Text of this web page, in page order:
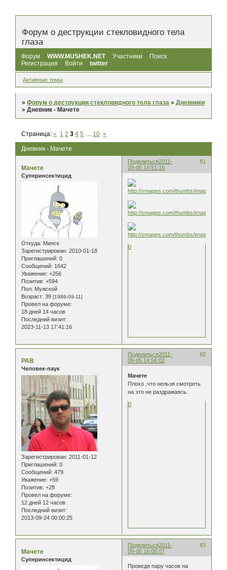
Форум о деструкции стекловидного тела
глаза
Форум WWW.MUSHEK.NET Участники
Поиск
Регистрация
Войти twitter
Активные темы
»Форум о деструкции стекловидного тела глаза »Дневники
»Дневник - Мачете
Дневник - Мачете
Страница:« 1 2 3 4 5 … 10 »
Поделиться 81
2011-
09-05 14:51:16
Мачете
Суперинсектицид
Откуда: Минск
Зарегистрирован: 2010-01-18
Приглашений: 0
Сообщений: 1642
Уважение: +256
Позитив: +594
Пол: Мужской
Возраст: 39 [1986-09-11]
Провел на форуме:
18 дней 14 часов
Последний визит:
2023-11-13 17:41:16
0
Поделиться 82
2011-
09-05 14:56:02
РАВ
Человек-паук
Зарегистрирован: 2011-01-12
Приглашений: 0
Сообщений: 479
Уважение: +59
Позитив: +28
Провел на форуме:
12 дней 12 часов
Последний визит:
2013-09-24 00:00:25
Мачете
Плохо ,что нельзя смотреть
на это не раздражаясь.
0
Поделиться 83
2011-
09-05 16:08:07
Мачете
Суперинсектицид
Проведя пару часов на